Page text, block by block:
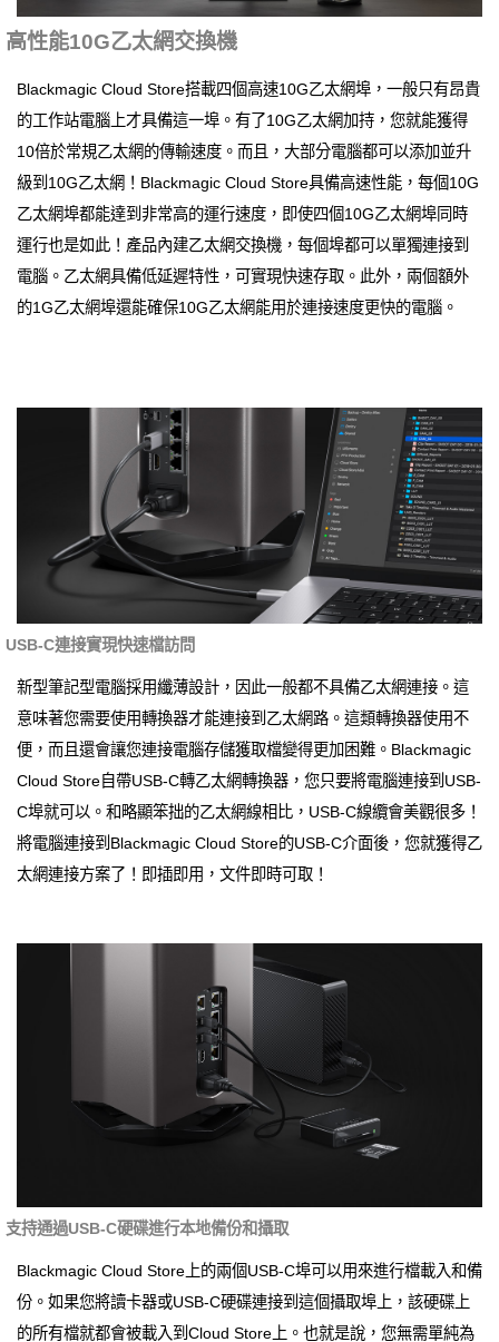
高性能10G乙太網交換機
Blackmagic Cloud Store搭載四個高速10G乙太網埠，一般只有昂貴
的工作站電腦上才具備這一埠。有了10G乙太網加持，您就能獲得
10倍於常規乙太網的傳輸速度。而且，大部分電腦都可以添加並升
級到10G乙太網！Blackmagic Cloud Store具備高速性能，每個10G
乙太網埠都能達到非常高的運行速度，即使四個10G乙太網埠同時
運行也是如此！產品內建乙太網交換機，每個埠都可以單獨連接到
電腦。乙太網具備低延遲特性，可實現快速存取。此外，兩個額外
的1G乙太網埠還能確保10G乙太網能用於連接速度更快的電腦。
USB-C連接實現快速檔訪問
新型筆記型電腦採用纖薄設計，因此一般都不具備乙太網連接。這
意味著您需要使用轉換器才能連接到乙太網路。這類轉換器使用不
便，而且還會讓您連接電腦存儲獲取檔變得更加困難。Blackmagic
Cloud Store自帶USB-C轉乙太網轉換器，您只要將電腦連接到USB-
C埠就可以。和略顯笨拙的乙太網線相比，USB-C線纜會美觀很多！
將電腦連接到Blackmagic Cloud Store的USB-C介面後，您就獲得乙
太網連接方案了！即插即用，文件即時可取！
支持通過USB-C硬碟進行本地備份和攝取
Blackmagic Cloud Store上的兩個USB-C埠可以用來進行檔載入和備
份。如果您將讀卡器或USB-C硬碟連接到這個攝取埠上，該硬碟上
的所有檔就都會被載入到Cloud Store上。也就是說，您無需單純為